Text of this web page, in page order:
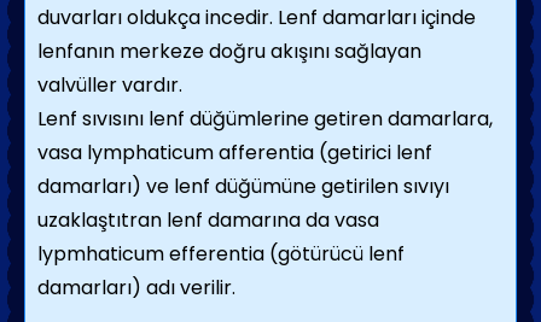
duvarları oldukça incedir. Lenf damarları içinde
lenfanın merkeze doğru akışını sağlayan
valvüller vardır.
Lenf sıvısını lenf düğümlerine getiren damarlara,
vasa lymphaticum afferentia (getirici lenf
damarları) ve lenf düğümüne getirilen sıvıyı
uzaklaştıtran lenf damarına da vasa
lypmhaticum efferentia (götürücü lenf
damarları) adı verilir.